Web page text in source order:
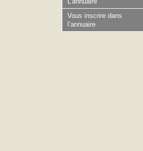
Vous inscrire dans
l’annuaire